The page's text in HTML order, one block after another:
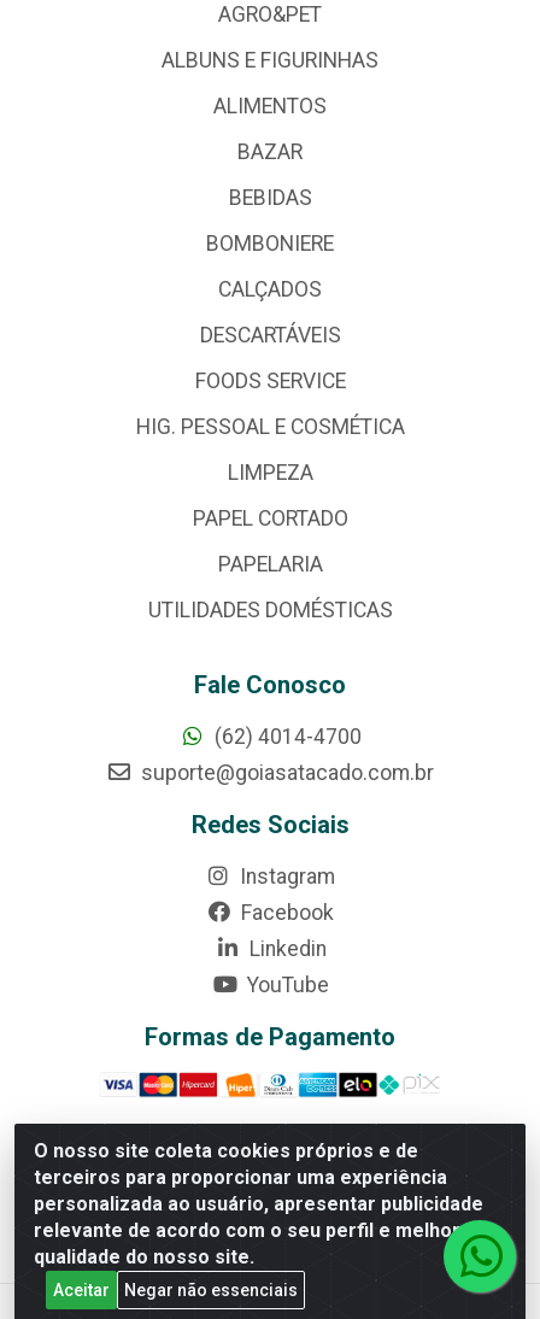
O nosso site coleta cookies próprios e de
terceiros para proporcionar uma experiência
personalizada ao usuário, apresentar publicidade
relevante de acordo com o seu perfil e melhorar a
qualidade do nosso site.
Aceitar
Negar não essenciais
AGRO&PET
ALBUNS E FIGURINHAS
ALIMENTOS
BAZAR
BEBIDAS
BOMBONIERE
CALÇADOS
DESCARTÁVEIS
FOODS SERVICE
HIG. PESSOAL E COSMÉTICA
LIMPEZA
PAPEL CORTADO
PAPELARIA
UTILIDADES DOMÉSTICAS
Fale Conosco
(62) 4014-4700
suporte@goiasatacado.com.br
Redes Sociais
Instagram
Facebook
Linkedin
YouTube
Formas de Pagamento
Rede Brasil - Avenida Universitária, nº 3860, Jardim das
Américas II Etapa - Anápolis/GO - CEP 75070-415 -
CNPJ 07.728.073/0002-24